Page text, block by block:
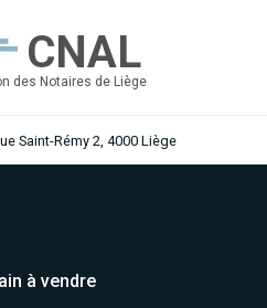
Saint-Rémy 2, 4000 Liège
CNAL
des Notaires de Liège
à vendre